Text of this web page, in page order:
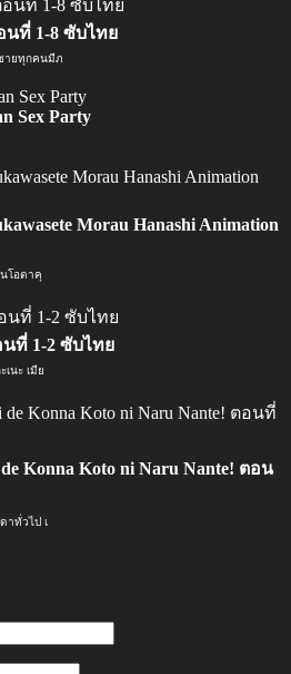
นที่ 1-8 ซับไทย
ายทุกคนมีภ
Sex Party
Morau Hanashi Animation
โอตาคุ
นที่ 1-2 ซับไทย
นะ เมีย
Konna Koto ni Naru Nante! ตอน
าทั่วไป เ